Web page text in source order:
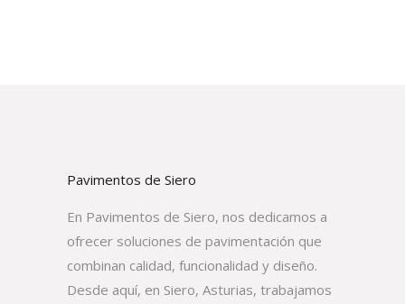
Pavimentos de Siero
En Pavimentos de Siero, nos dedicamos a
ofrecer soluciones de pavimentación que
combinan calidad, funcionalidad y diseño.
Desde aquí, en Siero, Asturias, trabajamos